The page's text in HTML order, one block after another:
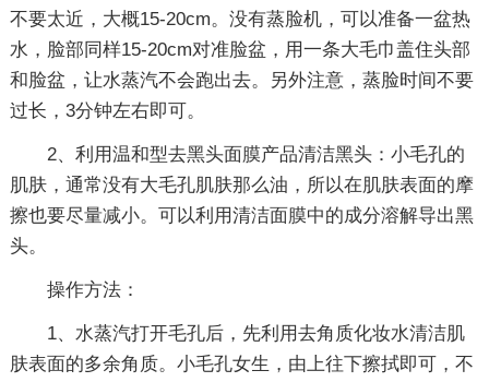
不要太近，大概15-20cm。没有蒸脸机，可以准备一盆热
水，脸部同样15-20cm对准脸盆，用一条大毛巾盖住头部
和脸盆，让水蒸汽不会跑出去。另外注意，蒸脸时间不要
过长，3分钟左右即可。
2、利用温和型去黑头面膜产品清洁黑头：小毛孔的
肌肤，通常没有大毛孔肌肤那么油，所以在肌肤表面的摩
擦也要尽量减小。可以利用清洁面膜中的成分溶解导出黑
头。
操作方法：
1、水蒸汽打开毛孔后，先利用去角质化妆水清洁肌
肤表面的多余角质。小毛孔女生，由上往下擦拭即可，不